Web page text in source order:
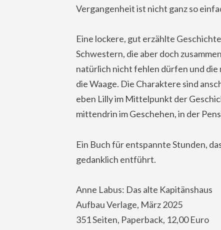
Vergangenheit ist nicht ganz so
Eine lockere, gut erzählte
Schwestern, die aber doch
natürlich nicht fehlen dürfen und die
die Waage. Die Charaktere sind
eben Lilly im Mittelpunkt der
mittendrin im Geschehen, in der
Ein Buch für entspannte Stunden,
gedanklich entführt.
Anne Labus: Das alte Kapitänshaus
Aufbau Verlage, März 2025
351 Seiten, Paperback, 12,00 Euro